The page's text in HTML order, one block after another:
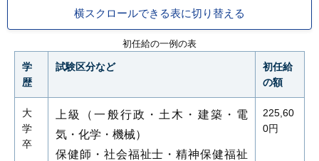
横スクロールできる表に切り替える
初任給の一例の表
学
歴
試験区分など
初任給
の額
大
学
卒
上級（一般行政・土木・建築・電
気・化学・機械）
保健師・社会福祉士・精神保健福祉
225,60
0円